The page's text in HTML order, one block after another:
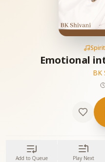
Emotional
BK
Add to Queue Play Next